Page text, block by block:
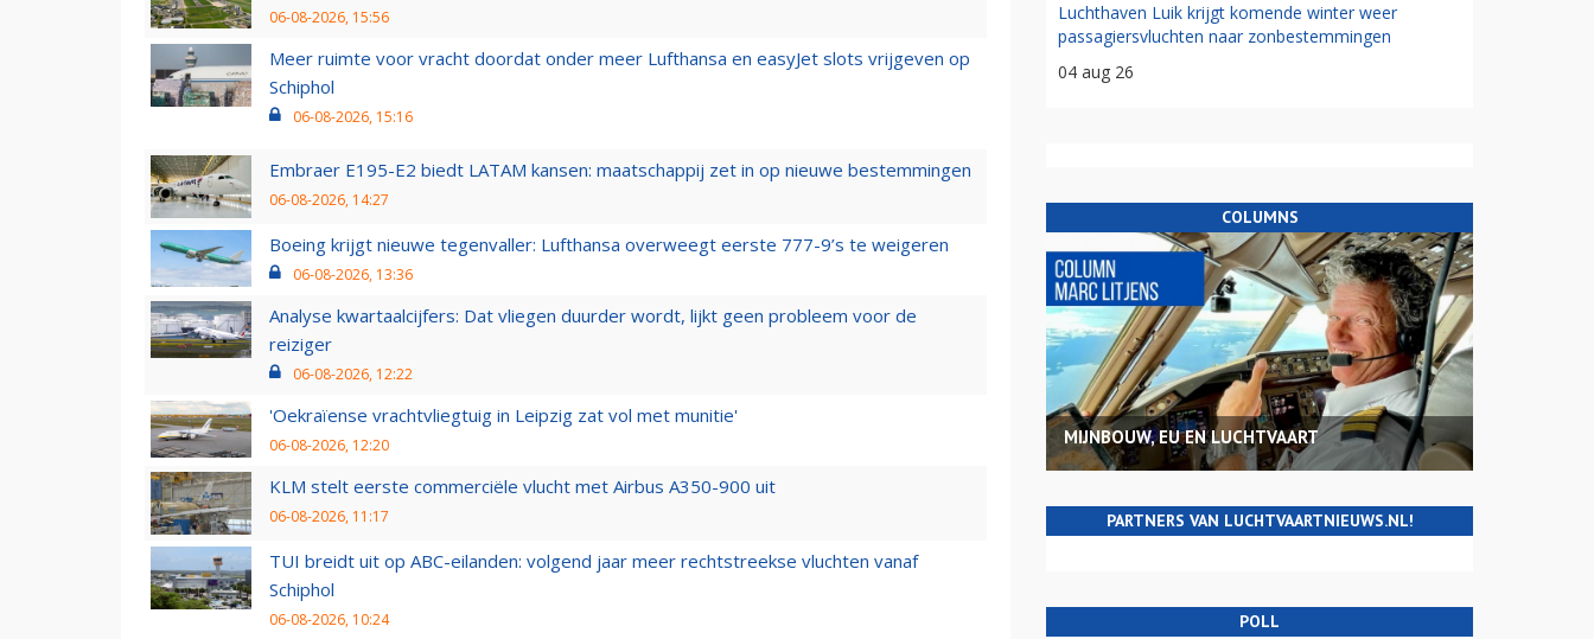
06-08-2026, 15:56
Meer ruimte voor vracht doordat onder meer Lufthansa en easyJet slots vrijgeven op
Schiphol
06-08-2026, 15:16
Embraer E195-E2 biedt LATAM kansen: maatschappij zet in op nieuwe bestemmingen
06-08-2026, 14:27
Boeing krijgt nieuwe tegenvaller: Lufthansa overweegt eerste 777-9’s te weigeren
06-08-2026, 13:36
Analyse kwartaalcijfers: Dat vliegen duurder wordt, lijkt geen probleem voor de
reiziger
06-08-2026, 12:22
'Oekraïense vrachtvliegtuig in Leipzig zat vol met munitie'
06-08-2026, 12:20
KLM stelt eerste commerciële vlucht met Airbus A350-900 uit
06-08-2026, 11:17
TUI breidt uit op ABC-eilanden: volgend jaar meer rechtstreekse vluchten vanaf
Schiphol
06-08-2026, 10:24
Luchthaven Luik krijgt komende winter weer
passagiersvluchten naar zonbestemmingen
04 aug 26
COLUMNS
MIJNBOUW, EU EN LUCHTVAART
PARTNERS VAN LUCHTVAARTNIEUWS.NL!
POLL